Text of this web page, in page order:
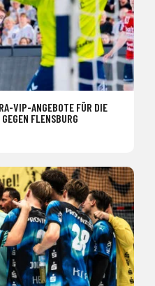
VIP-ANGEBOTE FÜR DIE
FLENSBURG